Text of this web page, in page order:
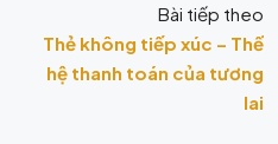
Bài tiếp theo
Thẻ không tiếp xúc – Thế
hệ thanh toán của tương
lai